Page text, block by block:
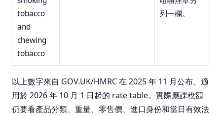
tobacco
and
chewing
tobacco
列一欄。
以上數字來自 GOV.UK/HMRC 在 2025 年 11 月公布、適
用於 2026 年 10 月 1 日起的 rate table。實際應課稅額
仍要看產品分類、重量、零售價、進口身份和當日有效法